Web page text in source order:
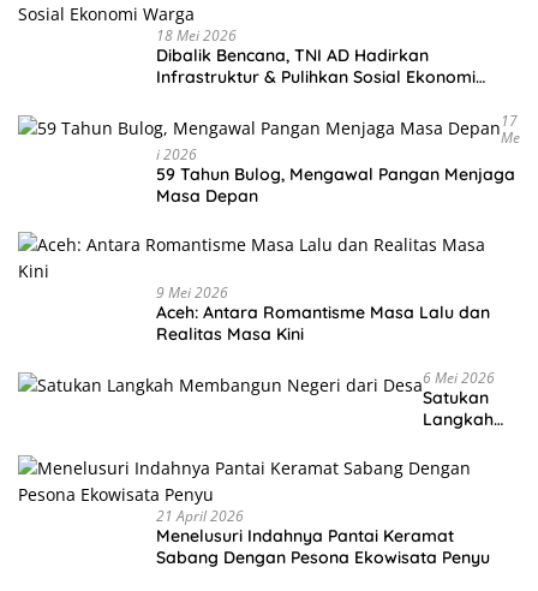
18 Mei 2026
Dibalik Bencana, TNI AD Hadirkan
Infrastruktur & Pulihkan Sosial Ekonomi
17
Me
I 2026
59 Tahun Bulog, Mengawal Pangan Menjaga
Masa Depan
9 Mei 2026
Aceh: Antara Romantisme Masa Lalu dan
Realitas Masa Kini
6 Mei 2026
Satukan
Langkah
n Negeri
dari Desa
21 April 2026
Menelusuri Indahnya Pantai Keramat
Sabang Dengan Pesona Ekowisata Penyu